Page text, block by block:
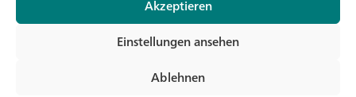
Akzeptieren
Ablehnen
Einstellungen ansehen
© 2026 Banholzer AG
Impressum
Datenschutz